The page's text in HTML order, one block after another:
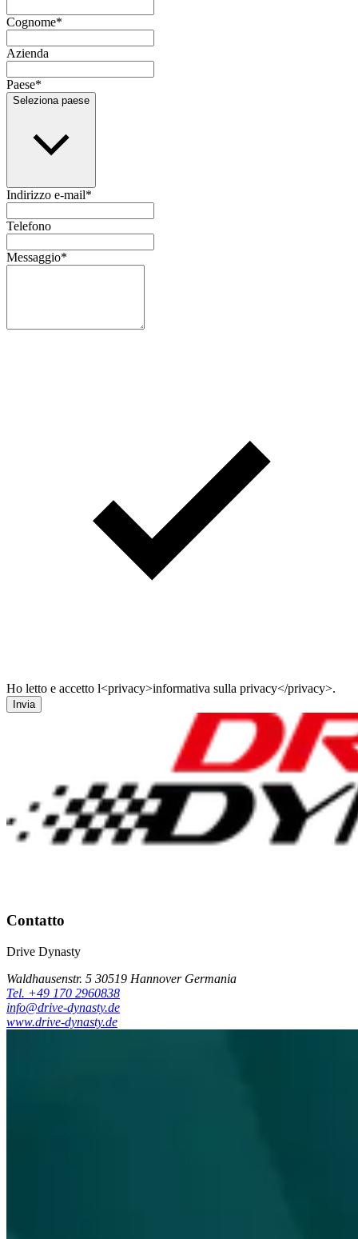
Cognome*
Azienda
Paese*
Seleziona paese
Indirizzo e-mail*
Telefono
Messaggio*
Ho letto e accetto l<privacy>informativa sulla privacy</privacy>.
Invia
Contatto
Drive Dynasty
Waldhausenstr. 5 30519 Hannover Germania
Tel. +49 170 2960838
info@drive-dynasty.de
www.drive-dynasty.de